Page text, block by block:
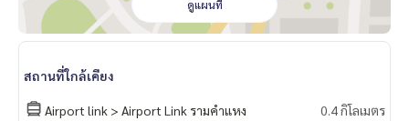
ดูแผนที่
สถานที่ใกล้เคียง
Airport link > Airport Link รามคำแหง
0.4 กิโลเมตร